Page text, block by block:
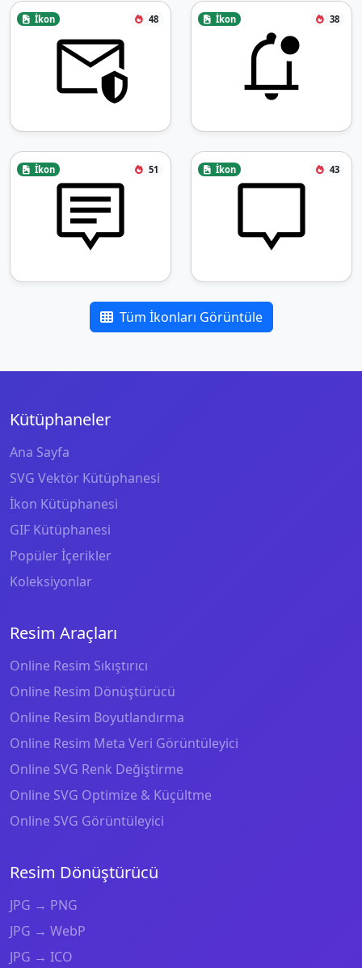
İkon 48 İkon 38
İkon 51 İkon 43
Tüm İkonları Görüntüle
Kütüphaneler
Ana Sayfa
SVG Vektör Kütüphanesi
İkon Kütüphanesi
GIF Kütüphanesi
Popüler İçerikler
Koleksiyonlar
Resim Araçları
Online Resim Sıkıştırıcı
Online Resim Dönüştürücü
Online Resim Boyutlandırma
Online Resim Meta Veri Görüntüleyici
Online SVG Renk Değiştirme
Online SVG Optimize & Küçültme
Online SVG Görüntüleyici
Resim Dönüştürücü
JPG → PNG
JPG → WebP
JPG → ICO